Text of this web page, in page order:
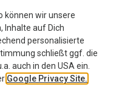
können wir unsere
Inhalte auf Dich
personalisierte
schließt ggf. die
auch in den USA ein.
Google Privacy Site.